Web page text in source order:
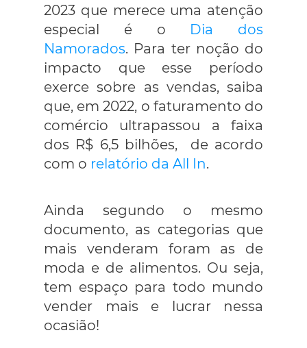
2023 que merece uma atenção
especial é o Dia dos
Namorados. Para ter noção do
impacto que esse período
exerce sobre as vendas, saiba
que, em 2022, o faturamento do
comércio ultrapassou a faixa
dos R$ 6,5 bilhões, de acordo
com o relatório da All In.
Ainda segundo o mesmo
documento, as categorias que
mais venderam foram as de
moda e de alimentos. Ou seja,
tem espaço para todo mundo
vender mais e lucrar nessa
ocasião!